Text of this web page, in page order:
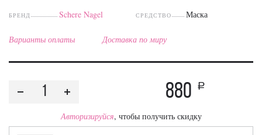
БРЕНД Schere Nagel СРЕДСТВО Маска
Варианты оплаты Доставка по миру
880 a
Авторизируйся, чтобы получить скидку